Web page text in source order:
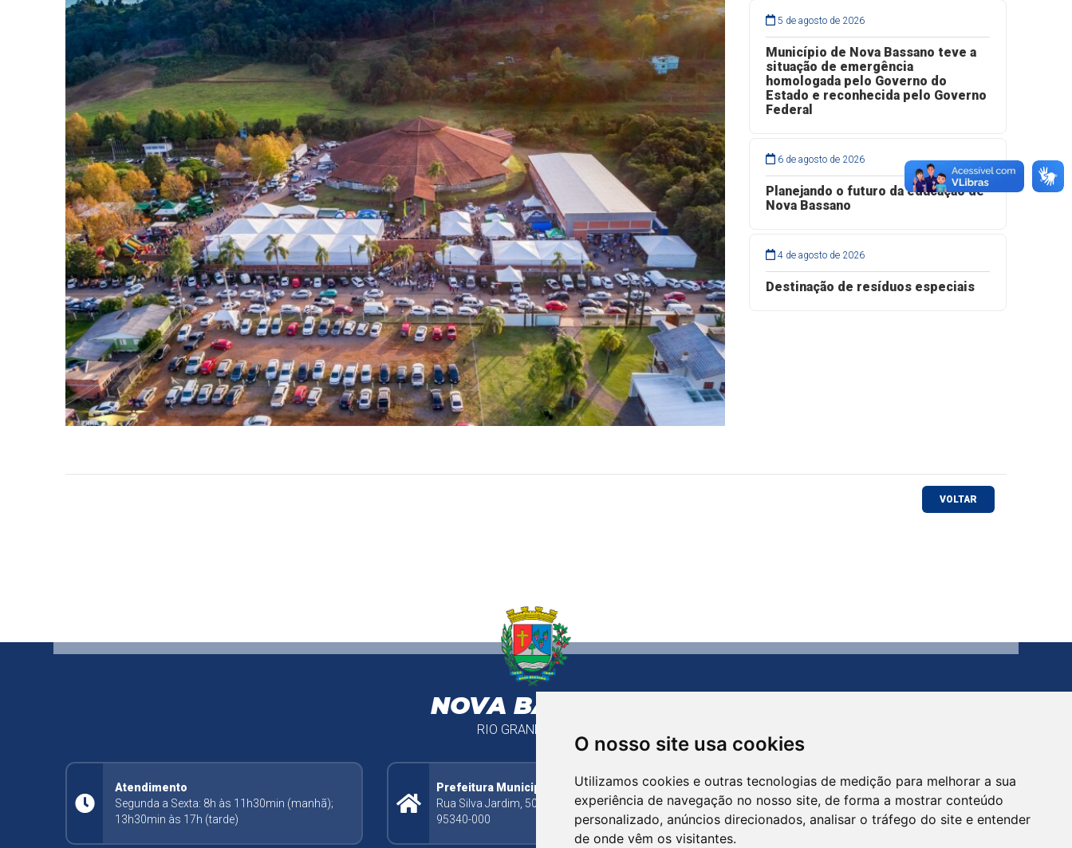
O nosso site usa cookies
Utilizamos cookies e outras tecnologias de medição para melhorar a sua
experiência de navegação no nosso site, de forma a mostrar conteúdo
personalizado, anúncios direcionados, analisar o tráfego do site e entender
de onde vêm os visitantes.
5 de agosto de 2026
Município de Nova Bassano teve a
situação de emergência
homologada pelo Governo do
Estado e reconhecida pelo Governo
Federal
6 de agosto de 2026
Planejando o futuro da educação de
Nova Bassano
4 de agosto de 2026
Destinação de resíduos especiais
RIO GRANDE DO SUL
Prefeitura Municipal
Rua Silva Jardim, 505 - Bairro Centro - CEP:
95340-000
(54) 3273-1649 ou (54) 3273-1150
© Copyright 2026 - Todos os direitos reservados à Prefeitura de Nova Bassano/RS